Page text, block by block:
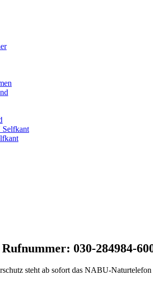
030-284984-
steht ab sofort das NABU-